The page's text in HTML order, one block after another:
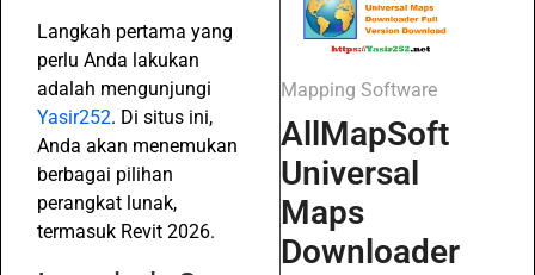
Langkah pertama yang
perlu Anda lakukan
adalah mengunjungi
Yasir252. Di situs ini,
Anda akan menemukan
berbagai pilihan
perangkat lunak,
termasuk Revit 2026.
Mapping Software
AllMapSoft
Universal
Maps
Downloader